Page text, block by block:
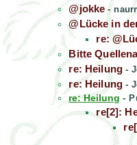
@jokke -
@Lücke in
re:
Bitte
re: Heilung -
re: Heilung -
re: Heilung -
re[2]: